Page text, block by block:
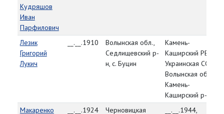
Кудряшов
Иван
Парфилович
Лезик
Григорий
Лукич
__.__.1910
Волынская обл.,
Седлищевский р-
н, с. Буцин
Камень-
Каширский РВК,
Украинская ССР,
Волынская обл.,
Камень-
Каширский р-н
Макаренко
__.__.1924
Черновицкая
__.__.1944,